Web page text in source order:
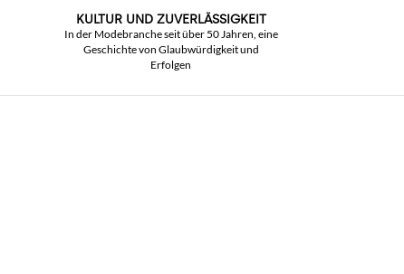
KULTUR UND ZUVERLÄSSIGKEIT
In der Modebranche seit über 50 Jahren, eine
Geschichte von Glaubwürdigkeit und
Erfolgen